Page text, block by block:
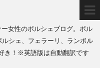
女性のポルシェブログ。ポル
シェ、フェラーリ、ランボル
き！※英語版は自動翻訳です